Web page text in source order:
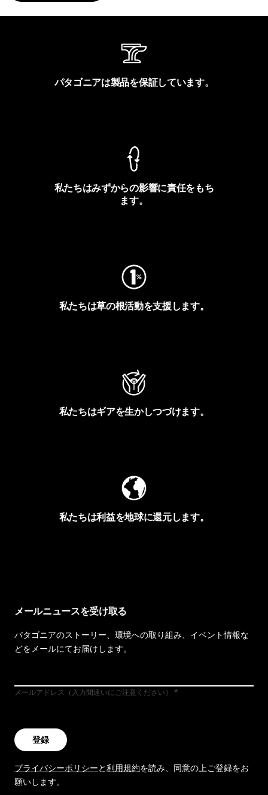
パタゴニアは製品を保証しています。
私たちはみずからの影響に責任をもち
ます。
私たちは草の根活動を支援します。
私たちはギアを生かしつづけます。
私たちは利益を地球に還元します。
メールニュースを受け取る
パタゴニアのストーリー、環境への取り組み、イベント情報な
どをメールにてお届けします。
メールアドレス（入力間違いにご注意ください）
登録
プライバシーポリシーと利用規約を読み、同意の上ご登録をお
願いします。